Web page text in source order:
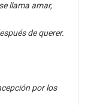
llama amar,
de querer.
por los